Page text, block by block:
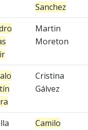
Sanchez
Martin
Moreton
Cristina
Gálvez
Camilo